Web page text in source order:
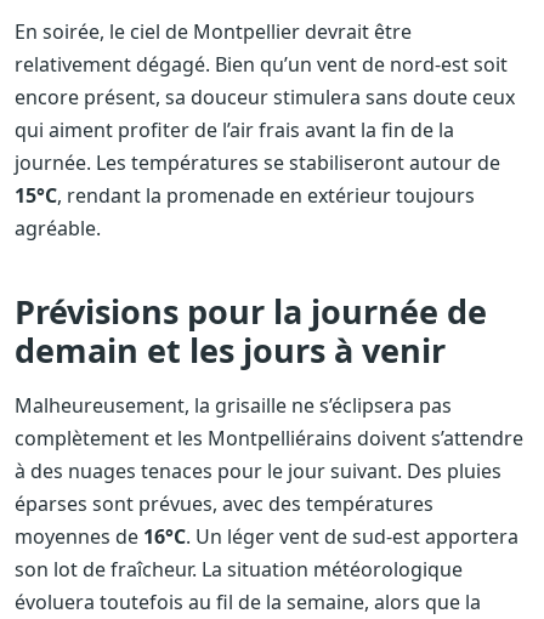
En soirée, le ciel de Montpellier devrait être
relativement dégagé. Bien qu’un vent de nord-est soit
encore présent, sa douceur stimulera sans doute ceux
qui aiment profiter de l’air frais avant la fin de la
journée. Les températures se stabiliseront autour de
15°C, rendant la promenade en extérieur toujours
agréable.
Prévisions pour la journée de
demain et les jours à venir
Malheureusement, la grisaille ne s’éclipsera pas
complètement et les Montpelliérains doivent s’attendre
à des nuages tenaces pour le jour suivant. Des pluies
éparses sont prévues, avec des températures
moyennes de 16°C. Un léger vent de sud-est apportera
son lot de fraîcheur. La situation météorologique
évoluera toutefois au fil de la semaine, alors que la